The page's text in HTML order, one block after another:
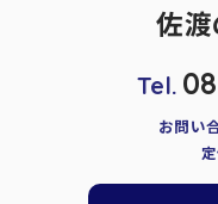
佐
Tel.
お問い